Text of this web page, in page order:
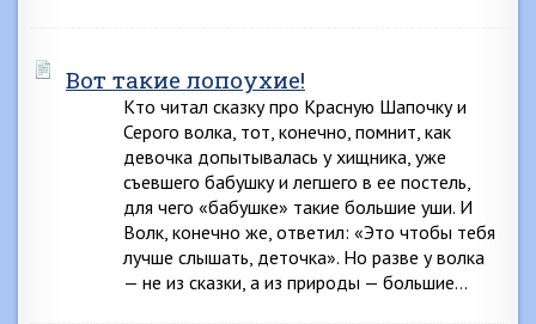
Вот такие лопоухие!
Кто читал сказку про Красную Шапочку и
Серого волка, тот, конечно, помнит, как
девочка допытывалась у хищника, уже
съевшего бабушку и легшего в ее постель,
для чего «бабушке» такие большие уши. И
Волк, конечно же, ответил: «Это чтобы тебя
лучше слышать, деточка». Но разве у волка
— не из сказки, а из природы — большие…